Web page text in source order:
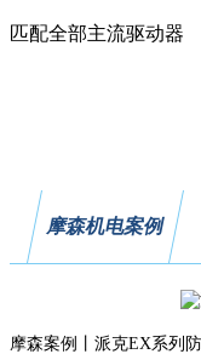
匹配全部主流驱动器
摩森机电案例
摩森案例丨派克EX系列